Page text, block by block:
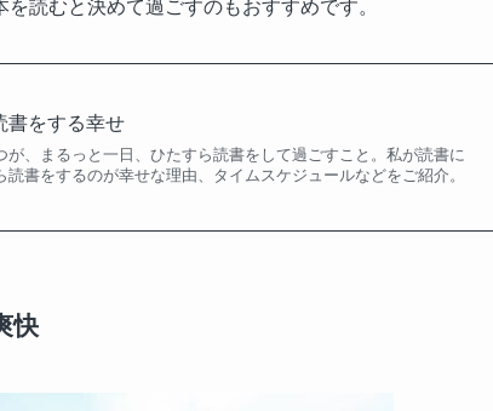
読むと決めて過ごすのもおすすめです。
書をする幸せ
、まるっと一日、ひたすら読書をして過ごすこと。私が読書に
書をするのが幸せな理由、タイムスケジュールなどをご紹介。
快